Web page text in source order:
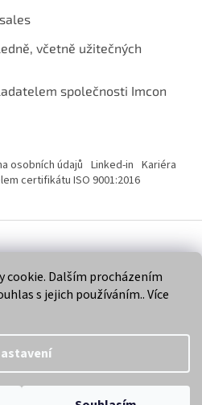
cookie. Dalším procházením
s jejich používáním.. Více
včetně užitečných
společnosti Imcon
osobních údajů Linked-in Kariéra
certifikátu ISO 9001:2016